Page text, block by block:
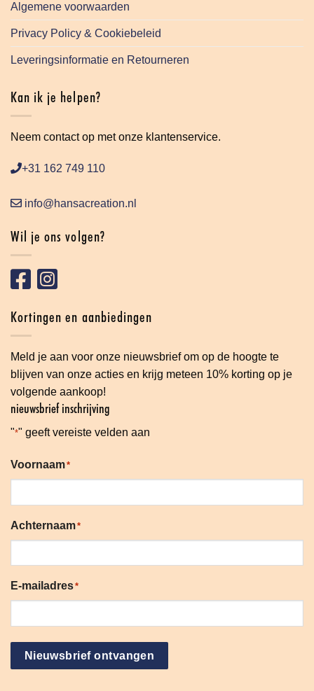
Algemene voorwaarden
Privacy Policy & Cookiebeleid
Leveringsinformatie en Retourneren
Kan ik je helpen?
Neem contact op met onze klantenservice.
+31 162 749 110
info@hansacreation.nl
Wil je ons volgen?
Kortingen en aanbiedingen
Meld je aan voor onze nieuwsbrief om op de hoogte te
blijven van onze acties en krijg meteen 10% korting op je
volgende aankoop!
nieuwsbrief inschrijving
"*" geeft vereiste velden aan
Voornaam*
Achternaam*
E-mailadres*
Nieuwsbrief ontvangen